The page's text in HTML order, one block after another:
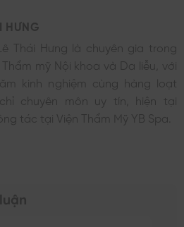
HƯNG
Thái Hưng là chuyên gia trong
Thẩm mỹ Nội khoa và Da liễu, với
kinh nghiệm cùng hàng loạt
chỉ chuyên môn uy tín, hiện tại
tác tại Viện Thẩm Mỹ YB Spa.